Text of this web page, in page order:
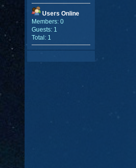
Users Online
Members: 0
Guests: 1
Total: 1